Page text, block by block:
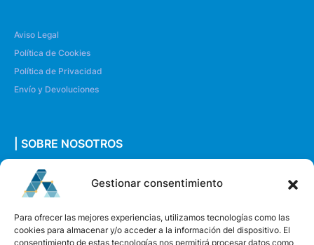
Gestionar consentimiento
Para ofrecer las mejores experiencias, utilizamos tecnologías como las
cookies para almacenar y/o acceder a la información del dispositivo. El
consentimiento de estas tecnologías nos permitirá procesar datos como
Aviso Legal
Política de Cookies
Política de Privacidad
Envío y Devoluciones
| SOBRE NOSOTROS
Quiénes somos
Envíanos un mensaje